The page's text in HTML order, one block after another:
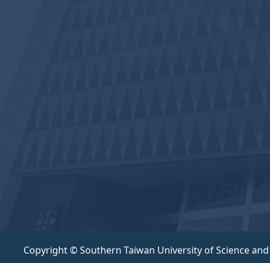
Copyright © Southern Taiwan University of Science and